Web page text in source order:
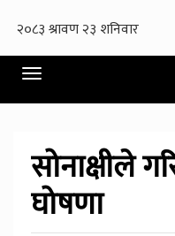
Toggle
navigation
सोनाक्षीले
घोषणा